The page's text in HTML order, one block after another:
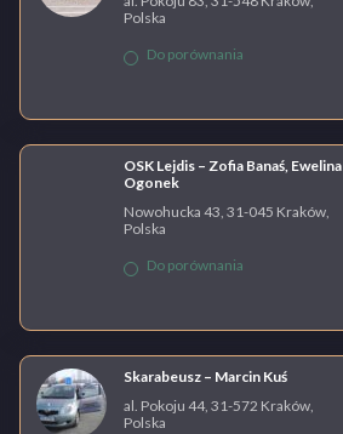
Polska
Do porównania
OSK Lejdis – Zofia Banaś, Ewelina
Ogonek
Nowohucka 43, 31-045 Kraków,
Polska
Do porównania
Skarabeusz – Marcin Kuś
al. Pokoju 44, 31-572 Kraków,
Polska